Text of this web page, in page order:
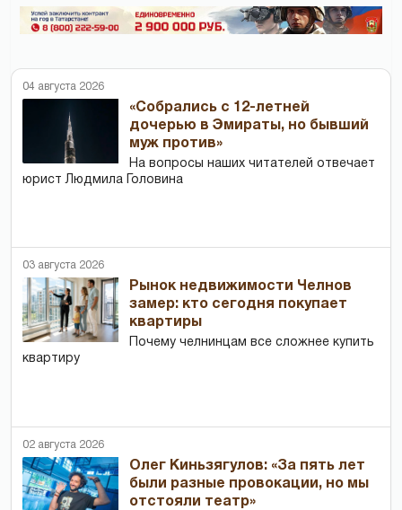
04 августа 2026
«Собрались с 12-летней
дочерью в Эмираты, но бывший
муж против»
На вопросы наших читателей отвечает
юрист Людмила Головина
03 августа 2026
Рынок недвижимости Челнов
замер: кто сегодня покупает
квартиры
Почему челнинцам все сложнее купить
квартиру
02 августа 2026
Олег Киньзягулов: «За пять лет
были разные провокации, но мы
отстояли театр»